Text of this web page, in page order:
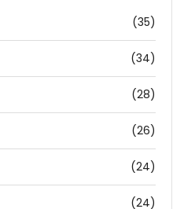
(35)
(34)
(28)
(26)
(24)
(24)